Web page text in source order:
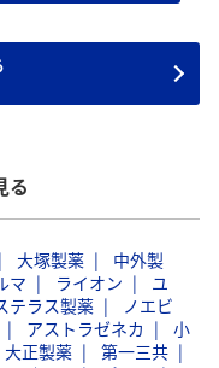
る
大塚製薬
中外製
マ ライオン
ユ
テラス製薬
ノエビ
アストラゼネカ
小
大正製薬
第一三共